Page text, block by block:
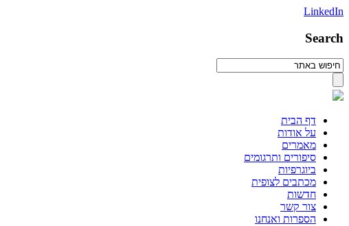
LinkedIn
Search
דף הבית
על אודות
מאמרים
סיפורים ותרגומים
ביוגרפיות
מכתבים לצופית
חדשות
צור קשר
הספרות ואנחנו